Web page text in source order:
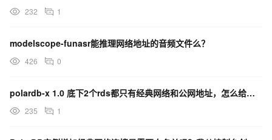
232 1
modelscope-funasr能推理网络地址的音频文件么？
426 0
polardb-x 1.0 底下2个rds都只有经典网络和公网地址，怎么给添加vpc网络？
235 1